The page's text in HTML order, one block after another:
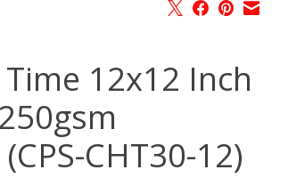
12x12 Inch
CHT30-12)